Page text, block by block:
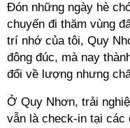
Đón những ngày hè
chuyến đi thăm vùng
trí nhớ của tôi, Quy
đông đúc, mà nay
đổi về lượng nhưng
Ở Quy Nhơn, trải
vẫn là check-in tại các